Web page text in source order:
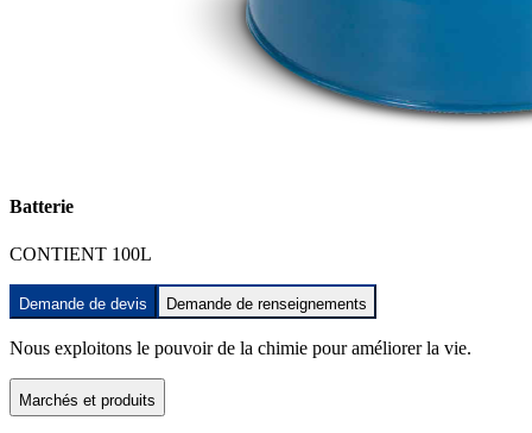
Batterie
CONTIENT 100L
Demande de devis Demande de renseignements
Nous exploitons le pouvoir de la chimie pour améliorer la vie.
Marchés et produits